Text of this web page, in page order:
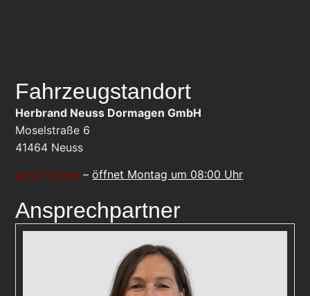
Fahrzeugstandort
Herbrand Neuss Dormagen GmbH
Moselstraße 6
41464 Neuss
geschlossen –öffnet Montag um 08:00 Uhr
Ansprechpartner